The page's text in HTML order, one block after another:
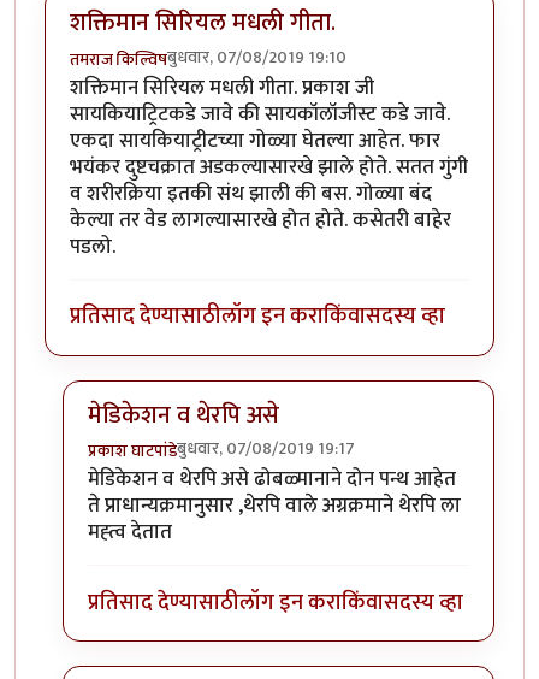
शक्तिमान सिरियल मधली गीता.
तमराज किल्विषबुधवार, 07/08/2019 19:10
शक्तिमान सिरियल मधली गीता. प्रकाश जी
सायकियाट्रिटकडे जावे की सायकॉलॉजीस्ट कडे जावे.
एकदा सायकियाट्रीटच्या गोळ्या घेतल्या आहेत. फार
भयंकर दुष्टचक्रात अडकल्यासारखे झाले होते. सतत गुंगी
व शरीरक्रिया इतकी संथ झाली की बस. गोळ्या बंद
केल्या तर वेड लागल्यासारखे होत होते. कसेतरी बाहेर
पडलो.
प्रतिसाद देण्यासाठीलॉग इन कराकिंवासदस्य व्हा
मेडिकेशन व थेरपि असे
प्रकाश घाटपांडेबुधवार, 07/08/2019 19:17
In reply toशक्तिमान सिरियल मधली गीता.byतमराज
मेडिकेशन व थेरपि असे ढोबळ्मानाने दोन पन्थ आहेत
ते प्राधान्यक्रमानुसार ,थेरपि वाले अग्रक्रमाने थेरपि ला
मह्त्व देतात
प्रतिसाद देण्यासाठीलॉग इन कराकिंवासदस्य व्हा